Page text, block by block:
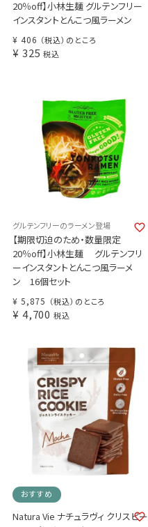
20％off】小林生麺 グルテンフリー
インスタントとんこつ風ラーメン
¥ 406 （税込）のところ
¥ 325 税込
グルテンフリーのラーメン登場
【期限切迫のため・数量限定
20％off】小林生麺 グルテンフリ
ーインスタントとんこつ風ラーメ
ン 16個セット
¥ 5,875 （税込）のところ
¥ 4,700 税込
おすすめ
Natura Vie ナチュラヴィ クリスピー